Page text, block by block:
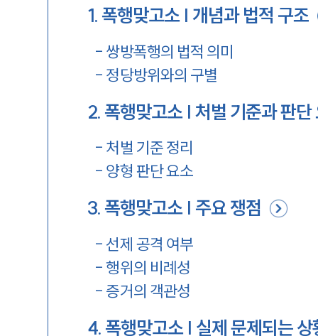
1. 폭행맞고소 | 개념과 법적 구조
- 쌍방폭행의 법적 의미
- 정당방위와의 구별
2. 폭행맞고소 | 처벌 기준과 판단
- 처벌 기준 정리
- 양형 판단 요소
3. 폭행맞고소 | 주요 쟁점
-선제 공격 여부
-행위의 비례성
- 증거의 객관성
4. 폭행맞고소 | 실제 문제되는 상